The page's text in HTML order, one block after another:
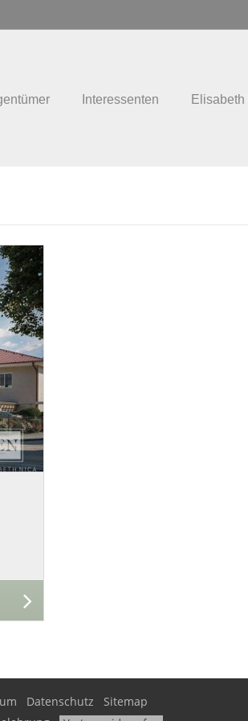
Interessenten Elisabeth
Datenschutz
Sitemap